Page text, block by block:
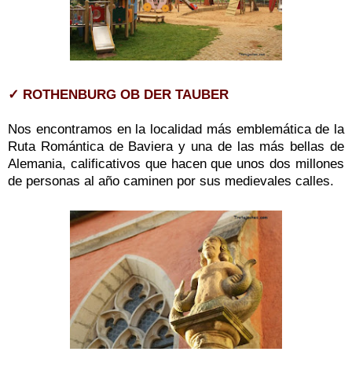
✓ ROTHENBURG OB DER TAUBER
Nos encontramos en la localidad más emblemática de la
Ruta Romántica de Baviera y una de las más bellas de
Alemania, calificativos que hacen que unos dos millones
de personas al año caminen por sus medievales calles.